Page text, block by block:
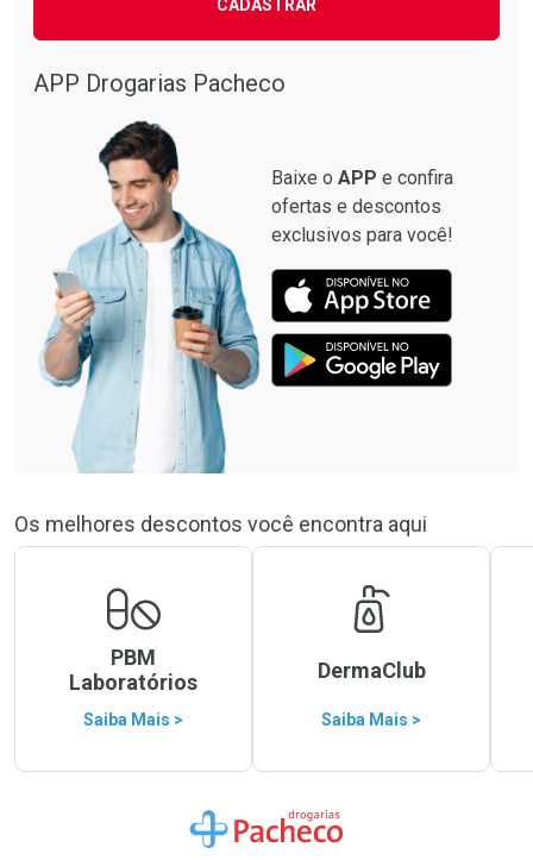
CADASTRAR
APP Drogarias Pacheco
Baixe o APP e confira
ofertas e descontos
exclusivos para você!
Os melhores descontos você encontra aqui
PBM
Laboratórios
Saiba Mais >
DermaClub
Saiba Mais >
Ir para a Home